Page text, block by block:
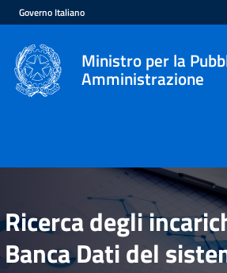
Governo Italiano
Ministro per la
Amministrazione
Ricerca degli
Banca Dati del